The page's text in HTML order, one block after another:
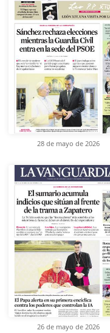
28 de mayo de 2026
26 de mayo de 2026